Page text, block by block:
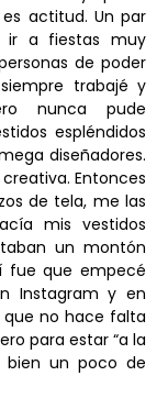
actitud. Un par
a fiestas muy
de poder
trabajé y
nunca pude
espléndidos
diseñadores.
Entonces
de tela, me las
mis vestidos
un montón
fue que empecé
Instagram y en
que no hace falta
para estar “a la
bien un poco de